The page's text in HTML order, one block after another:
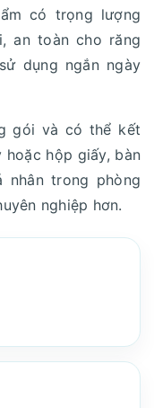
có trọng lượng
an toàn cho răng
dụng ngắn ngày
gói và có thể kết
hoặc hộp giấy, bàn
trong phòng
nghiệp hơn.